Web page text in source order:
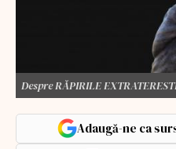
Despre RĂPIRILE
Adaugă-ne ca